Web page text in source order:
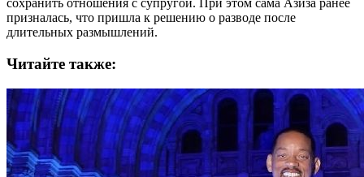
сохранить отношения с супругой. При этом сама Азиза ранее
призналась, что пришла к решению о разводе после
длительных размышлений.
Читайте также: